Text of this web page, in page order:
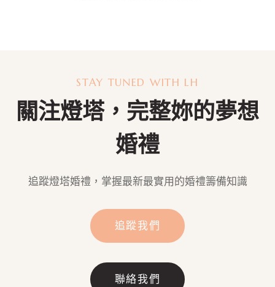
STAY TUNED WITH LH
關注燈塔，完整妳的夢想
婚禮
追蹤燈塔婚禮，掌握最新最實用的婚禮籌備知識
追蹤我們
聯絡我們